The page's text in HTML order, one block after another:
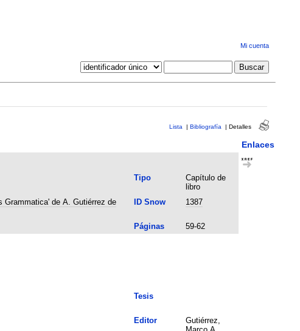
Mi cuenta
Lista | Bibliografía | Detalles
Enlaces
Tipo
Capítulo de
libro
Grammatica' de A. Gutiérrez de
ID Snow 1387
Páginas
59-62
Tesis
Editor
Gutiérrez,